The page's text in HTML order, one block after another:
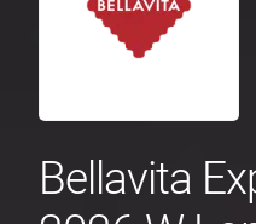
Bellavita